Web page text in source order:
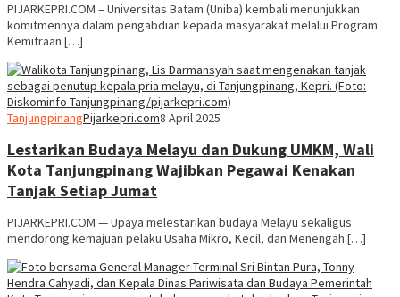
PIJARKEPRI.COM – Universitas Batam (Uniba) kembali menunjukkan
komitmennya dalam pengabdian kepada masyarakat melalui Program
Kemitraan […]
TanjungpinangPijarkepri.com8 April 2025
Lestarikan Budaya Melayu dan Dukung UMKM, Wali
Kota Tanjungpinang Wajibkan Pegawai Kenakan
Tanjak Setiap Jumat
PIJARKEPRI.COM — Upaya melestarikan budaya Melayu sekaligus
mendorong kemajuan pelaku Usaha Mikro, Kecil, dan Menengah […]